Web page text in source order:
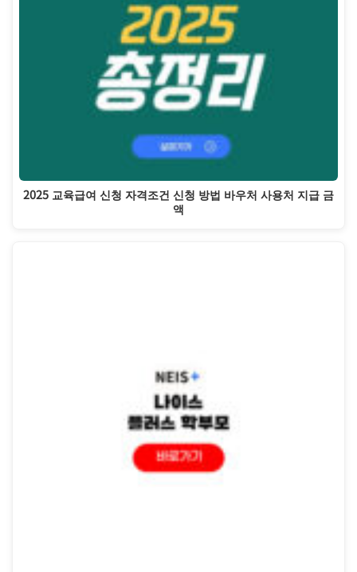
2025 교육급여 신청 자격조건 신청 방법 바우처 사용처 지급 금
액